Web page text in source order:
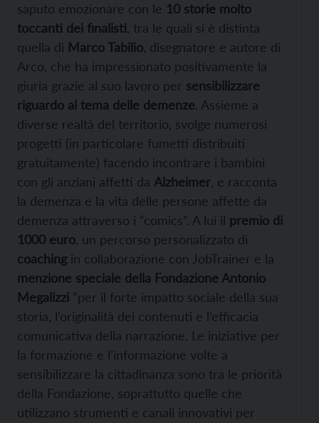
saputo emozionare con le 10 storie molto
toccanti dei finalisti , tra le quali si è distinta
quella di Marco Tabilio , disegnatore e autore di
Arco, che ha impressionato positivamente la
giuria grazie al suo lavoro per sensibilizzare
riguardo al tema delle demenze. Assieme a
diverse realtà del territorio, svolge numerosi
progetti (in particolare fumetti distribuiti
gratuitamente) facendo incontrare i bambini
con gli anziani affetti da Alzheimer , e racconta
la demenza e la vita delle persone affette da
demenza attraverso i “comics”. A lui il premio di
1000 euro , un percorso personalizzato di
coaching in collaborazione con JobTrainer e la
menzione speciale della Fondazione Antonio
Megalizzi ”per il forte impatto sociale della sua
storia, l’originalità dei contenuti e l’efficacia
comunicativa della narrazione. Le iniziative per
la formazione e l’informazione volte a
sensibilizzare la cittadinanza sono tra le priorità
della Fondazione, soprattutto quelle che
utilizzano strumenti e canali innovativi per